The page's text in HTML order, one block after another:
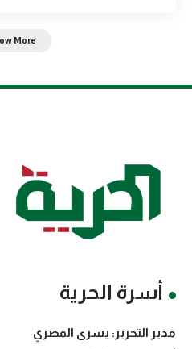
More
أسرة الحرية
مدير التحرير: يسرى المصري